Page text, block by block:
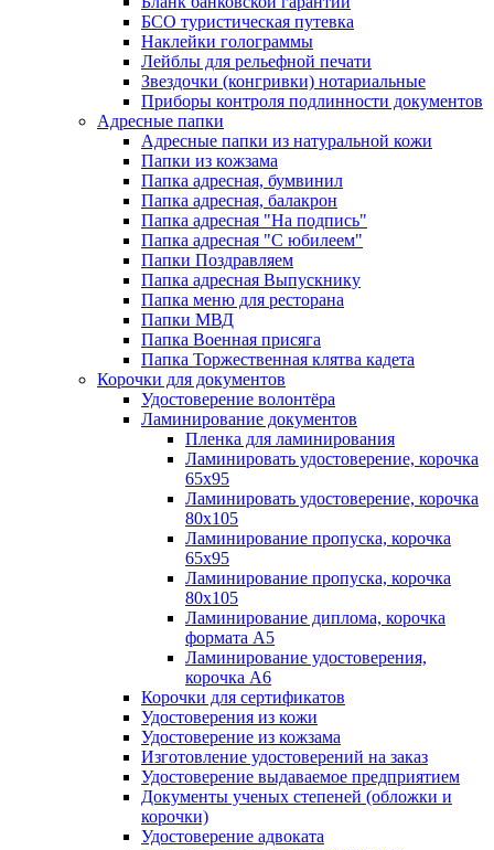
БСО туристическая путевка
Наклейки голограммы
Лейблы для рельефной печати
Звездочки (конгривки) нотариальные
Приборы контроля подлинности документов
Адресные папки
Адресные папки из натуральной кожи
Папки из кожзама
Папка адресная, бумвинил
Папка адресная, балакрон
Папка адресная "На подпись"
Папка адресная "C юбилеем"
Папки Поздравляем
Папка адресная Выпускнику
Папка меню для ресторана
Папки МВД
Папка Военная присяга
Папка Торжественная клятва кадета
Корочки для документов
Удостоверение волонтёра
Ламинирование документов
Пленка для ламинирования
Ламинировать удостоверение, корочка
65х95
Ламинировать удостоверение, корочка
80х105
Ламинирование пропуска, корочка
65х95
Ламинирование пропуска, корочка
80х105
Ламинирование диплома, корочка
формата А5
Ламинирование удостоверения,
корочка А6
Корочки для сертификатов
Удостоверения из кожи
Удостоверение из кожзама
Изготовление удостоверений на заказ
Удостоверение выдаваемое предприятием
Документы ученых степеней (обложки и
корочки)
Удостоверение адвоката